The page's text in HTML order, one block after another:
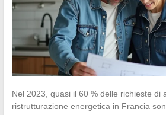
Nel 2023, quasi il 60 % delle richieste di
ristrutturazione energetica in Francia